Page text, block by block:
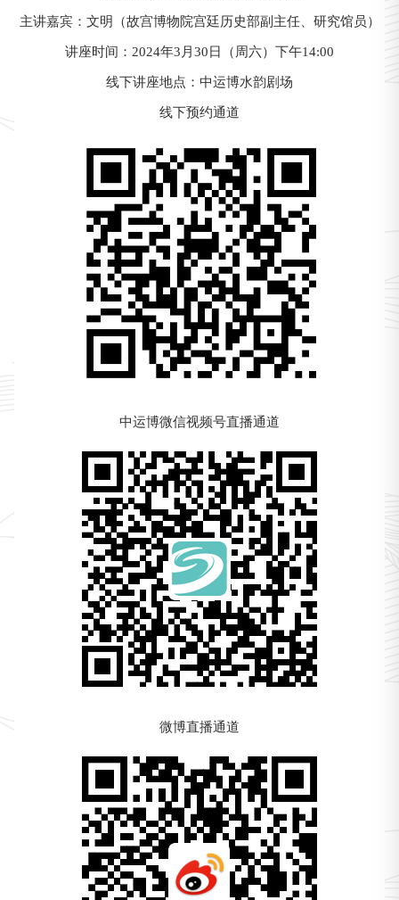
主讲嘉宾：文明（故宫博物院宫廷历史部副主任、研究馆员）
讲座时间：2024年3月30日（周六）下午14:00
线下讲座地点：中运博水韵剧场
线下预约通道
中运博微信视频号直播通道
微博直播通道